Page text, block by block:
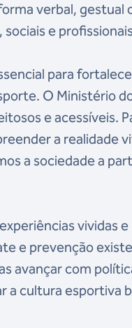
verbal, gestual
e
para
O Ministério
e acessíveis.
a realidade
a sociedade a
vividas
e prevenção
avançar com
a cultura esportiva